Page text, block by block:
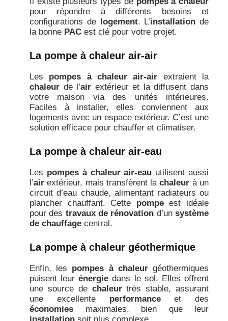
pour répondre à différents besoins et
configurations de
logement. L’installation de
la bonne PAC est clé pour votre projet.
La pompe à chaleur air-air
Les pompes à chaleur air-air extraient la
chaleur de l’air extérieur et la diffusent dans
votre maison via des unités intérieures.
Faciles à installer, elles conviennent aux
logements avec un espace extérieur. C’est une
solution efficace pour chauffer et climatiser.
La pompe à chaleur air-eau
Les pompes à chaleur air-eau utilisent aussi
l’air extérieur, mais transfèrent lachaleur à un
circuit d’eau chaude, alimentant radiateurs ou
plancher chauffant. Cette pompeest idéale
pour des travaux de rénovation d’unsystème
de chauffage central.
La pompe à chaleur géothermique
Enfin, les pompes à chaleurgéothermiques
puisent leurénergie dans le sol. Elles offrent
une source de chaleurtrès stable, assurant
une excellente performanceet des
économies maximales, bien que leur